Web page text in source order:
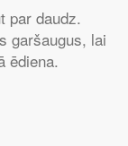
par daudz.
garšaugus, lai
ēdiena.